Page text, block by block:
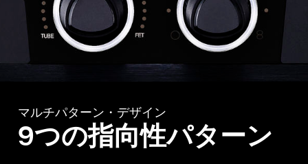
マルチパターン・デザイン
9つの指向性パターン